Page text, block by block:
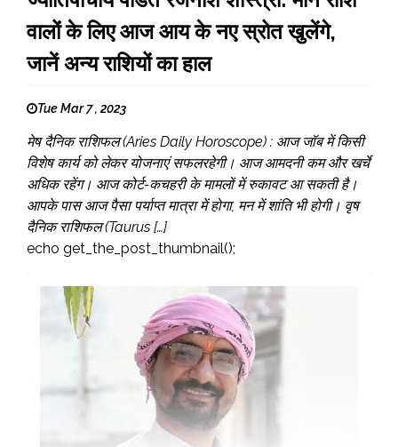
वालों के लिए आज आय के नए स्रोत खुलेंगे,
जानें अन्‍य राशियों का हाल
Tue Mar 7 , 2023
मेष दैनिक राशिफल (Aries Daily Horoscope) : आज जॉब में किसी
विशेष कार्य को लेकर योजनाएं सफलरहेगी। आज आमदनी कम और खर्चे
अधिक रहेंग। आज कोर्ट-कचहरी के मामलों में रुकावट आ सकती है।
आपके पास आज पैसा पर्याप्त मात्रा में होगा, मन में शांति भी होगी। वृष
दैनिक राशिफल (Taurus […]
echo get_the_post_thumbnail();